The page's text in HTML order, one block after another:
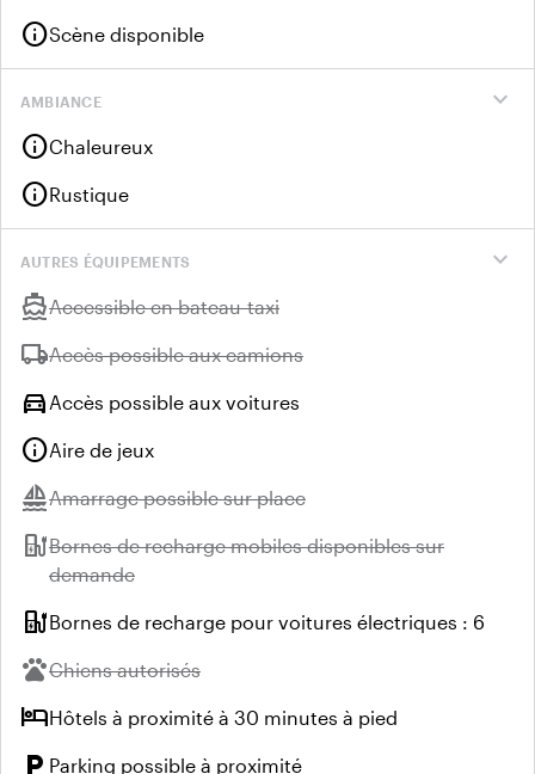
infoScène disponible
expand_more
AMBIANCE
infoChaleureux
infoRustique
expand_more
AUTRES ÉQUIPEMENTS
directions_boatIndisponible :
Accessible en bateau-taxi
local_shippingIndisponible :
Accès possible aux camions
directions_car Accès possible aux voitures
infoAire de jeux
sailingIndisponible :
Amarrage possible sur place
ev_stationIndisponible :
Bornes de recharge mobiles disponibles sur
demande
ev_stationBornes de recharge pour voitures électriques : 6
petsIndisponible :
Chiens autorisés
hotelHôtels à proximité à 30 minutes à pied
local_parking Parking possible à proximité